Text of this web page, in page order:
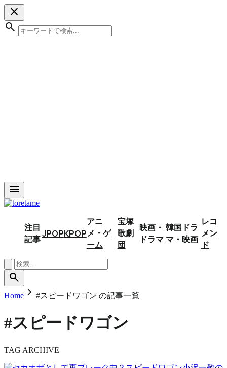
close
search
menu
注目
記事JPOPKPOP
アニ
メ・ゲ
ーム
宝塚
歌劇
団
映画・
ドラマ
韓国ドラ
マ・映画
レコ
メン
ド
search
Home chevron_right #スピードワゴン の記事一覧
#スピードワゴン
TAG ARCHIVE